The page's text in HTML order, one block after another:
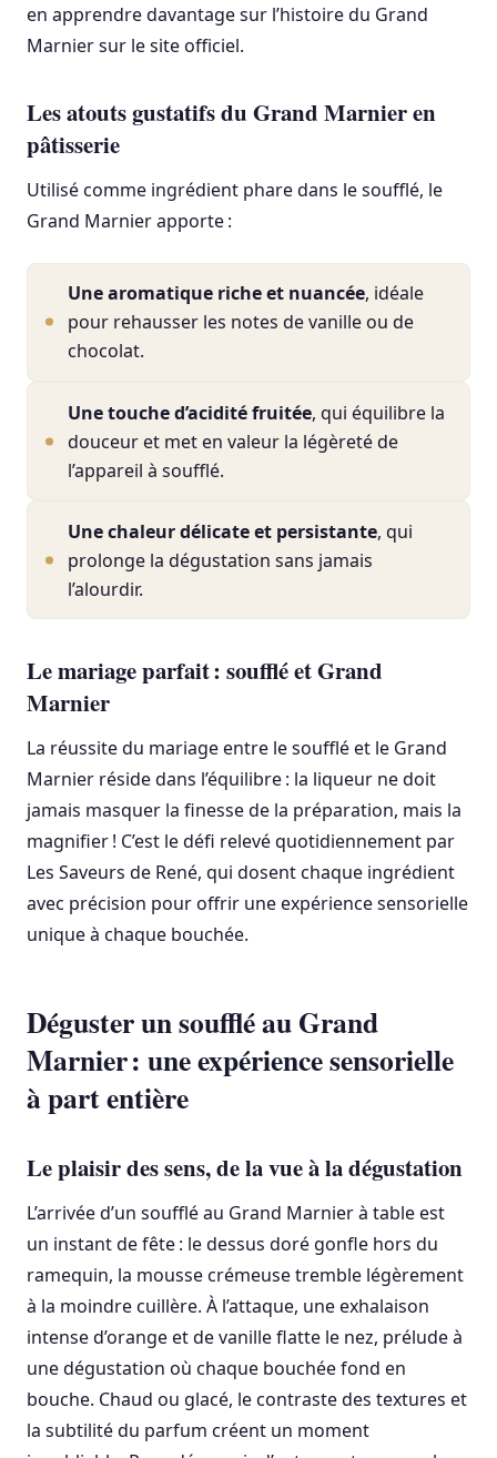
en apprendre davantage sur l’histoire du Grand
Marnier sur le site officiel.
Les atouts gustatifs du Grand Marnier en
pâtisserie
Utilisé comme ingrédient phare dans le soufflé, le
Grand Marnier apporte :
Une aromatique riche et nuancée, idéale
pour rehausser les notes de vanille ou de
chocolat.
Une touche d’acidité fruitée, qui équilibre la
douceur et met en valeur la légèreté de
l’appareil à soufflé.
Une chaleur délicate et persistante, qui
prolonge la dégustation sans jamais
l’alourdir.
Le mariage parfait : soufflé et Grand
Marnier
La réussite du mariage entre le soufflé et le Grand
Marnier réside dans l’équilibre : la liqueur ne doit
jamais masquer la finesse de la préparation, mais la
magnifier ! C’est le défi relevé quotidiennement par
Les Saveurs de René, qui dosent chaque ingrédient
avec précision pour offrir une expérience sensorielle
unique à chaque bouchée.
Déguster un soufflé au Grand
Marnier : une expérience sensorielle
à part entière
Le plaisir des sens, de la vue à la dégustation
L’arrivée d’un soufflé au Grand Marnier à table est
un instant de fête : le dessus doré gonfle hors du
ramequin, la mousse crémeuse tremble légèrement
à la moindre cuillère. À l’attaque, une exhalaison
intense d’orange et de vanille flatte le nez, prélude à
une dégustation où chaque bouchée fond en
bouche. Chaud ou glacé, le contraste des textures et
la subtilité du parfum créent un moment